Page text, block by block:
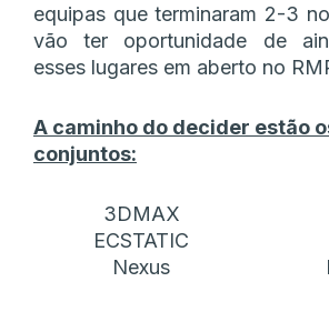
equipas que terminaram 2-3
vão ter oportunidade de
esses lugares em aberto no
A caminho do decider estão
conjuntos:
3DMAX
ECSTATIC
Nexus